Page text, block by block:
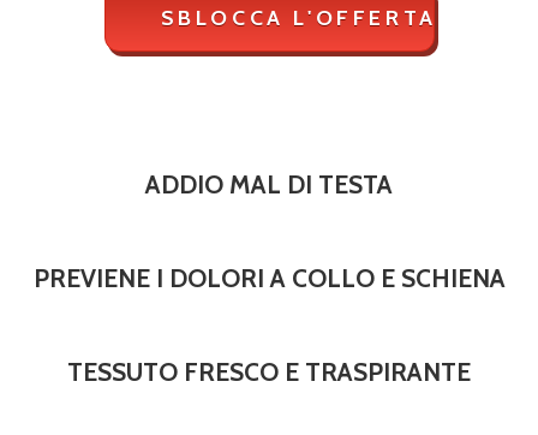
ADDIO MAL DI TESTA
PREVIENE I DOLORI A COLLO E SCHIENA
TESSUTO FRESCO E TRASPIRANTE